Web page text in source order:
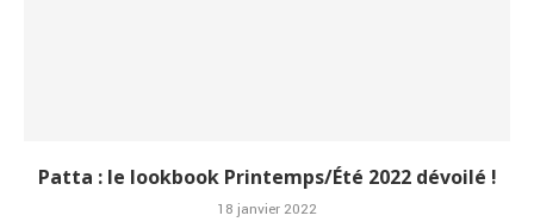
Patta : le lookbook Printemps/Été 2022 dévoilé !
18 janvier 2022